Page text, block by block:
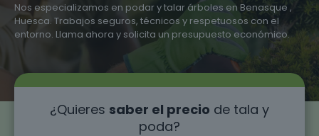
Nos especializamos en podar y talar árboles en Benasque ,
Huesca. Trabajos seguros, técnicos y respetuosos con el
entorno. Llama ahora y solicita un presupuesto económico.
¿Quieres saber el precio de tala y
poda?